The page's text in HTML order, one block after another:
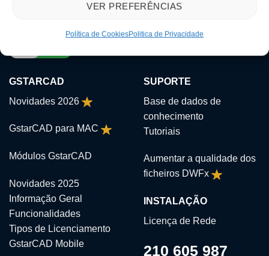
VER PREFERÊNCIAS
Política de CookiesPolitica de Privacidade
GSTARCAD
Novidades 2026
GstarCAD para MAC
Módulos GstarCAD
Novidades 2025
Informação Geral
Funcionalidades
Tipos de Licenciamento
GstarCAD Mobile
SUPORTE
Base de dados de
conhecimento
Tutoriais
Aumentar a qualidade dos
ficheiros DWFx
INSTALAÇÃO
Licença de Rede
210 605 987